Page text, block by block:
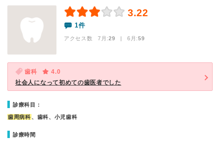
3.22
1件
アクセス数 7月:29 | 6月:59
歯科
4.0
社会人になって初めての歯医者でした
診療科目：
歯周病科 、歯科、小児歯科
診療時間